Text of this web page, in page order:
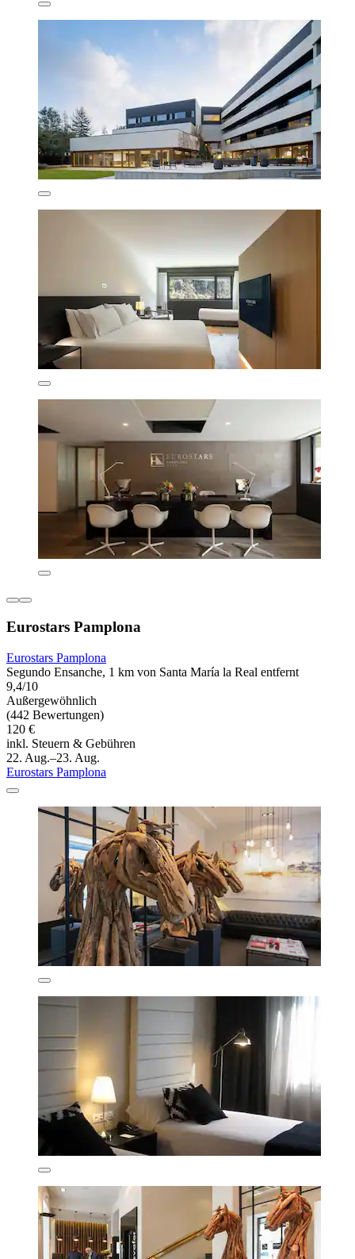
Eurostars Pamplona
Eurostars Pamplona
Segundo Ensanche, 1 km von Santa María la Real entfernt
9,4/10
Außergewöhnlich
(442 Bewertungen)
120 €
inkl. Steuern & Gebühren
22. Aug.–23. Aug.
Eurostars Pamplona